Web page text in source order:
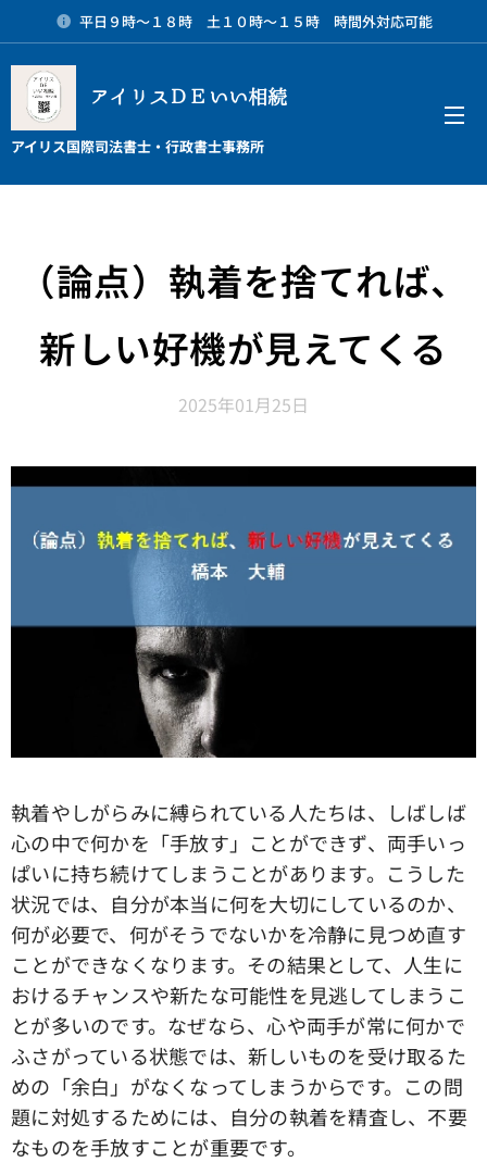
平日９時～１８時 土１０時～１５時 時間外対応可能
アイリスＤＥいい相続
アイリス国際司法書士・行政書士事務所
（論点）執着を捨てれば、
新しい好機が見えてくる
2025年01月25日
執着やしがらみに縛られている人たちは、しばしば
心の中で何かを「手放す」ことができず、両手いっ
ぱいに持ち続けてしまうことがあります。こうした
状況では、自分が本当に何を大切にしているのか、
何が必要で、何がそうでないかを冷静に見つめ直す
ことができなくなります。その結果として、人生に
おけるチャンスや新たな可能性を見逃してしまうこ
とが多いのです。なぜなら、心や両手が常に何かで
ふさがっている状態では、新しいものを受け取るた
めの「余白」がなくなってしまうからです。この問
題に対処するためには、自分の執着を精査し、不要
なものを手放すことが重要です。